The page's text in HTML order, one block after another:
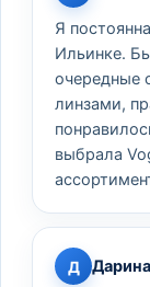
Я
Ильинке.
очередные
линзами,
выбрала
Д Дарина